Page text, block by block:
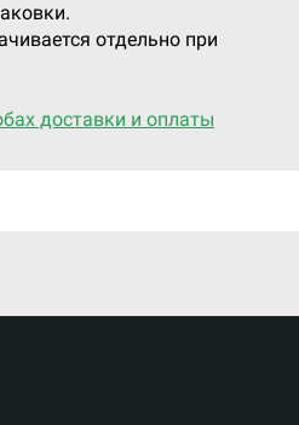
отдельно при
доставки и оплаты